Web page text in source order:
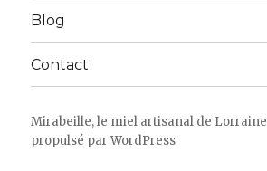
Blog
Contact
Mirabeille, le miel artisanal de Lorraine
propulsé par WordPress